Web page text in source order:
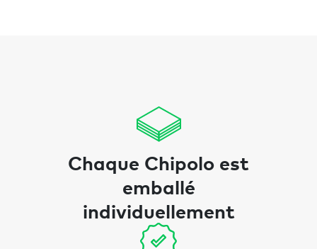
Chaque Chipolo est
emballé
individuellement